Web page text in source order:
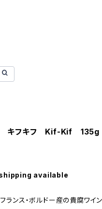
キフキフ Kif-Kif 135g
available
ランス・ボルドー産の貴腐ワイン